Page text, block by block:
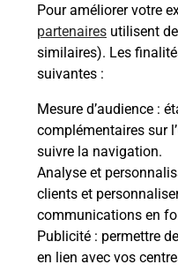
Pour améliorer votre
partenaires utilisent
similaires). Les
suivantes :
Mesure d’audience :
complémentaires sur
suivre la navigation.
Analyse et
clients et
communications en
Publicité : permettre
en lien avec vos
Collecte du
2 Rue De Baume Les
25110 Grosbois
Itinéraire
Le lien s'ouvre dans un